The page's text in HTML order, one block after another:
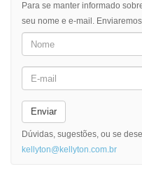
Para se manter informado
seu nome e e-mail.
Enviar
Dúvidas, sugestões, ou se
kellyton@kellyton.com.br